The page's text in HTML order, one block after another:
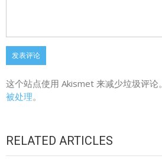
这个站点使用 Akismet 来减少垃圾评论。
被处理。
RELATED ARTICLES